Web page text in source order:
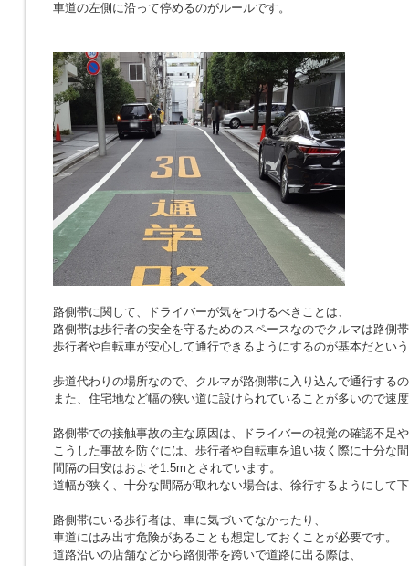
車道の左側に沿って停めるのがルールです。
路側帯に関して、ドライバーが気をつけるべきことは、
路側帯は歩行者の安全を守るためのスペースなのでクルマは路側
歩行者や自転車が安心して通行できるようにするのが基本だとい
歩道代わりの場所なので、クルマが路側帯に入り込んで通行する
また、住宅地など幅の狭い道に設けられていることが多いので速
路側帯での接触事故の主な原因は、ドライバーの視覚の確認不足
こうした事故を防ぐには、歩行者や自転車を追い抜く際に十分な
間隔の目安はおよそ1.5mとされています。
道幅が狭く、十分な間隔が取れない場合は、徐行するようにして
路側帯にいる歩行者は、車に気づいてなかったり、
車道にはみ出す危険があることも想定しておくことが必要です。
道路沿いの店舗などから路側帯を跨いで道路に出る際は、